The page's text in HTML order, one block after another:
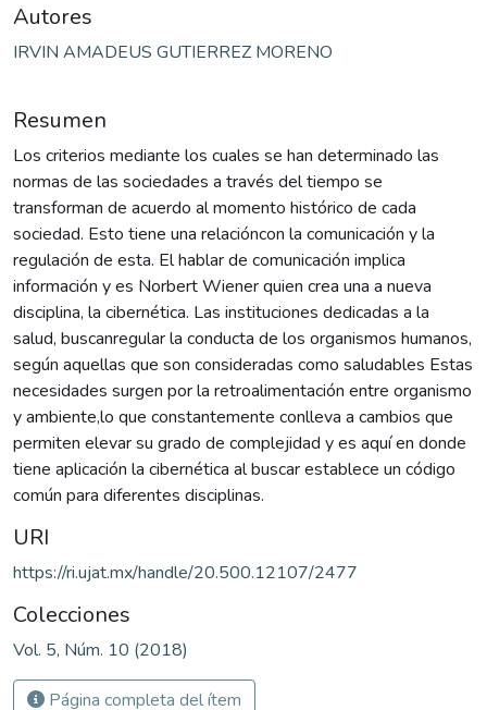
Autores
IRVIN AMADEUS GUTIERREZ MORENO
Resumen
Los criterios mediante los cuales se han determinado las
normas de las sociedades a través del tiempo se
transforman de acuerdo al momento histórico de cada
sociedad. Esto tiene una relacióncon la comunicación y la
regulación de esta. El hablar de comunicación implica
información y es Norbert Wiener quien crea una a nueva
disciplina, la cibernética. Las instituciones dedicadas a la
salud, buscanregular la conducta de los organismos humanos,
según aquellas que son consideradas como saludables Estas
necesidades surgen por la retroalimentación entre organismo
y ambiente,lo que constantemente conlleva a cambios que
permiten elevar su grado de complejidad y es aquí en donde
tiene aplicación la cibernética al buscar establece un código
común para diferentes disciplinas.
URI
https://ri.ujat.mx/handle/20.500.12107/2477
Colecciones
Vol. 5, Núm. 10 (2018)
Página completa del ítem